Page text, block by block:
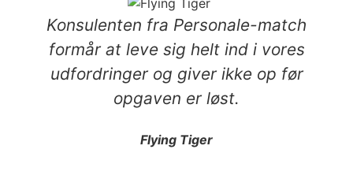
Konsulenten fra Personale-match
formår at leve sig helt ind i vores
udfordringer og giver ikke op før
opgaven er løst.
Flying Tiger